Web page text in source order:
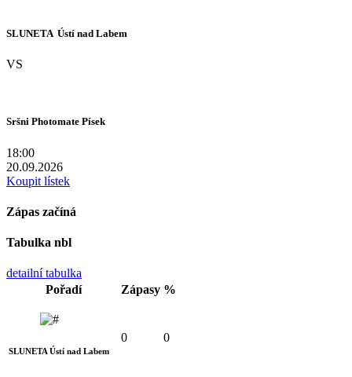
SLUNETA  Ústí nad Labem
VS
Sršni Photomate Písek
18:00
20.09.2026
Koupit lístek
Zápas začíná
Tabulka nbl
detailní tabulka
Pořadí
Zápasy %
SLUNETA Ústí nad Labem
0 0